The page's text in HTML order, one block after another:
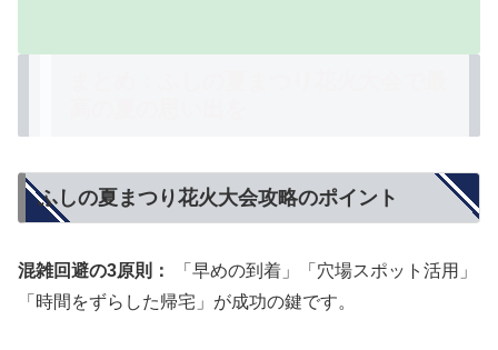
ふしの夏まつり花火大会攻略のポイント
混雑回避の3原則：
「早めの到着」「穴場スポット活用」
「時間をずらした帰宅」が成功の鍵です。